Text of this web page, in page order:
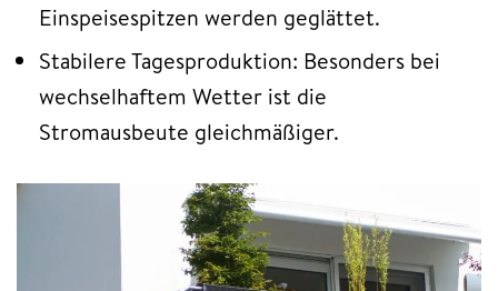
Einspeisespitzen werden geglättet.
Stabilere Tagesproduktion: Besonders bei
wechselhaftem Wetter ist die
Stromausbeute gleichmäßiger.